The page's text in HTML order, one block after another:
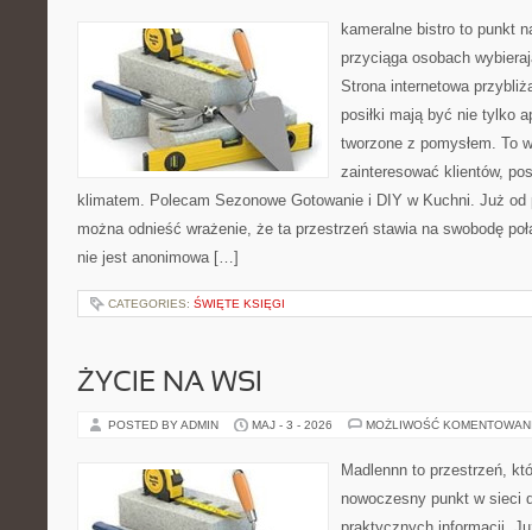
kameralne bistro to punkt
przyciąga osobach
Strona internetowa
posiłki mają być nie tylko
tworzone z pomysłem. To
zainteresować klientów,
klimatem. Polecam Sezonowe Gotowanie i DIY w Kuchni. Już
można odnieść wrażenie, że ta przestrzeń stawia na swobodę
nie jest anonimowa […]
CATEGORIES: ŚWIĘTE KSIĘGI
ŻYCIE NA WSI
POSTED BY ADMIN MAJ - 3 - 2026 MOŻLIWOŚĆ
Madlennn to przestrzeń,
nowoczesny punkt w sieci